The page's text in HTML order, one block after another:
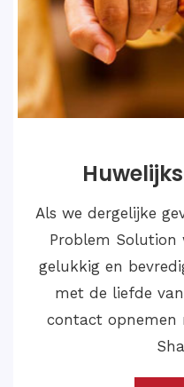
Vijandelijke
strategieën,
toegepast door
doelen te bereiken.
variëren
vijand en de